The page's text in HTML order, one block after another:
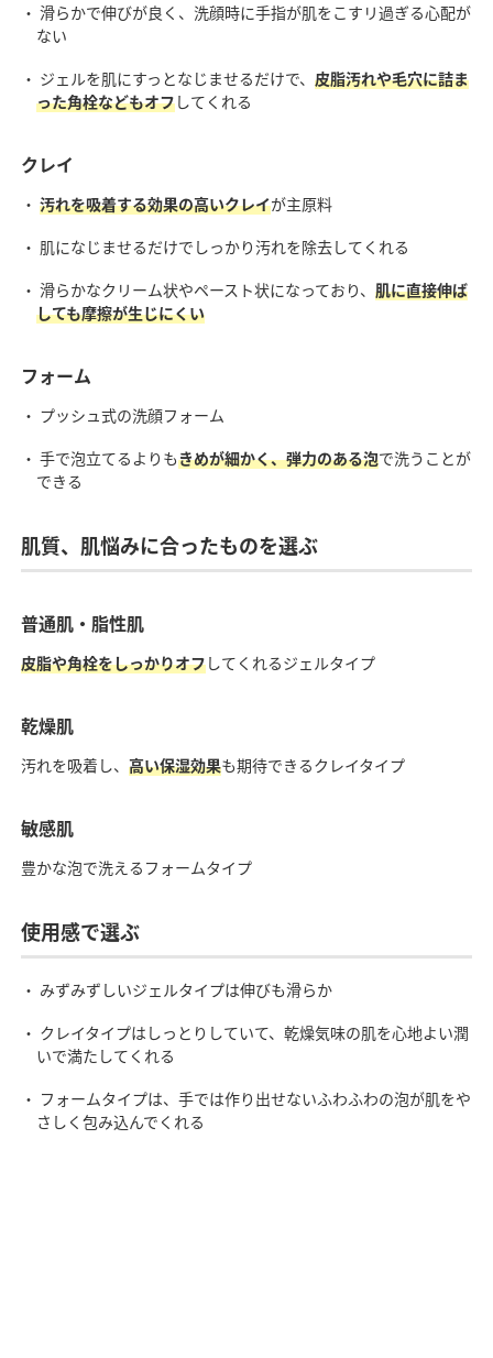
・ 滑らかで伸びが良く、洗顔時に手指が肌をこすリ過ぎる心配が
ない
・ ジェルを肌にすっとなじませるだけで、 皮脂汚れや毛穴に詰ま
った角栓などもオフしてくれる
クレイ
・ 汚れを吸着する効果の高いクレイが主原料
・ 肌になじませるだけでしっかり汚れを除去してくれる
・ 滑らかなクリーム状やペースト状になっており、 肌に直接伸ば
しても摩擦が生じにくい
フォーム
・ プッシュ式の洗顔フォーム
・ 手で泡立てるよりもきめが細かく、弾力のある泡で洗うことが
できる
肌質、肌悩みに合ったものを選ぶ
普通肌・脂性肌
皮脂や角栓をしっかりオフしてくれるジェルタイプ
乾燥肌
汚れを吸着し、 高い保湿効果も期待できるクレイタイプ
敏感肌
豊かな泡で洗えるフォームタイプ
使用感で選ぶ
・ みずみずしいジェルタイプは伸びも滑らか
・ クレイタイプはしっとりしていて、乾燥気味の肌を心地よい潤
いで満たしてくれる
・ フォームタイプは、手では作り出せないふわふわの泡が肌をや
さしく包み込んでくれる